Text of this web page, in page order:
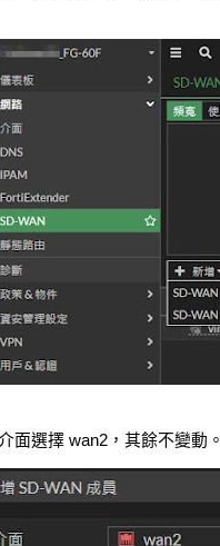
面選擇 wan2，其餘不變動。